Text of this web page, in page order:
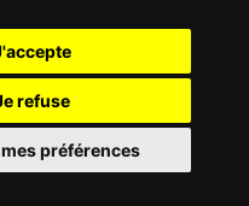
refuse
préférences
Nm - Nema
avec frein
5mm)